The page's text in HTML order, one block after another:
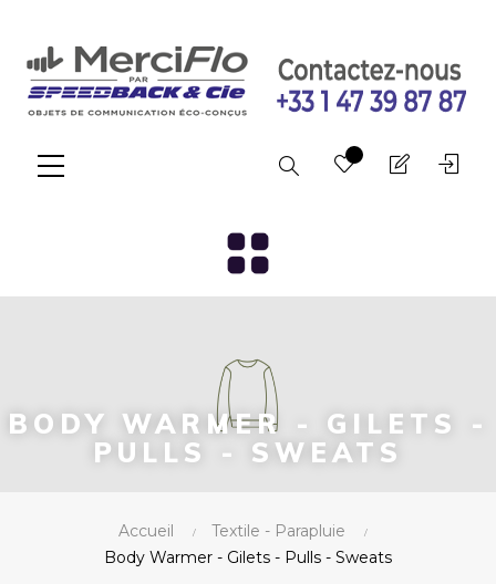
Chercher
BODY WARMER - GILETS -
PULLS - SWEATS
Accueil
Textile - Parapluie
Body Warmer - Gilets - Pulls - Sweats